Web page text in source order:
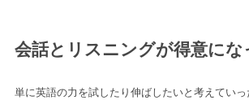
会話とリスニングが得意にな
単に英語の力を試したり伸ばしたいと考えてい